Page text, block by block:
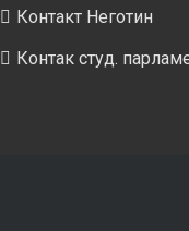
Контакт Неготин
Контак студ.